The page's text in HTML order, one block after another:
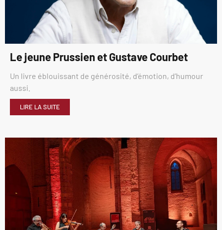
Le jeune Prussien et Gustave Courbet
Un livre éblouissant de générosité, d’émotion, d’humour
aussi.
LIRE LA SUITE